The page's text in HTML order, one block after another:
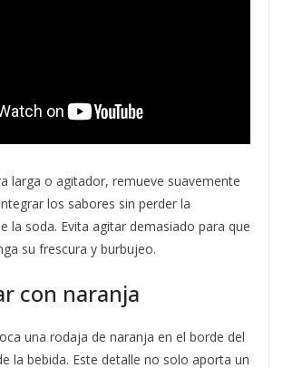
larga o agitador, remueve suavemente
los sabores sin perder la
la soda. Evita agitar demasiado para que
su frescura y burbujeo.
con naranja
una rodaja de naranja en el borde del
la bebida. Este detalle no solo aporta un